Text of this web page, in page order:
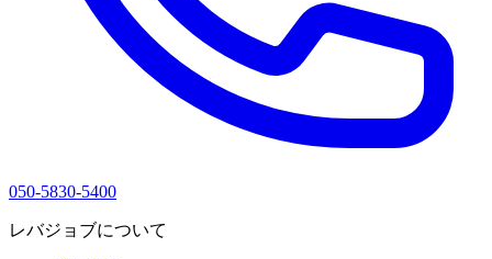
050-5830-5400
レバジョブについて